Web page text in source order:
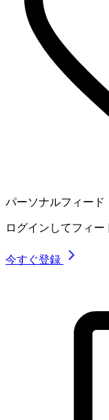
パーソナルフィード
ログインしてフィー
今すぐ登録